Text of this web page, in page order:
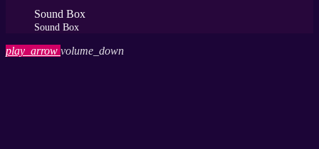
Sound Box
Sound Box
play_arrow volume_down